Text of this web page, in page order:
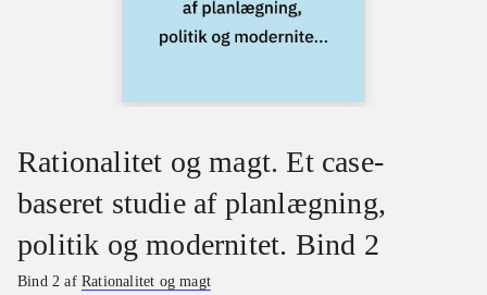
Rationalitet og magt. Et case-
baseret studie af planlægning,
politik og modernitet. Bind 2
Bind 2 afRationalitet og magt